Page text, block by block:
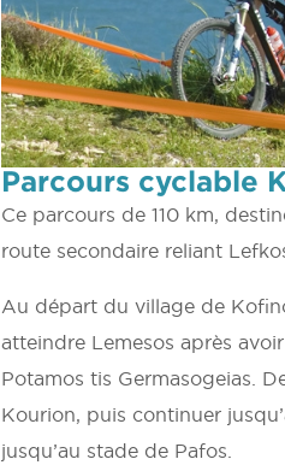
Parcours cyclable
Ce parcours de 110 km,
route secondaire reliant
Au départ du village de
atteindre Lemesos après
Potamos tis Germasogeias.
Kourion, puis continuer
jusqu’au stade de Pafos.